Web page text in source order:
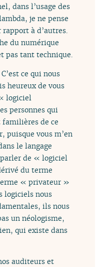
dans l’usage des
je ne pense
à d’autres.
du numérique
pas tant technique.
ce qui nous
heureux de vous
logiciel
personnes qui
familières de ce
puisque vous m’en
le langage
de « logiciel
du terme
« privateur »
logiciels nous
ils nous
un néologisme,
qui existe dans
auditeurs et